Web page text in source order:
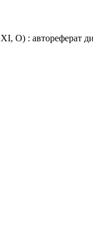
O) : автореферат